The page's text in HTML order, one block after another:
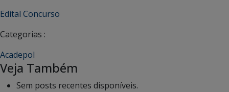
Edital Concurso
Categorias :
Acadepol
Veja Também
Sem posts recentes disponíveis.